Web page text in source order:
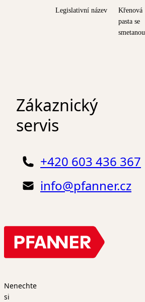
Legislativní název
Křenová
pasta se
smetanou
Nenechte
si
Zákaznický
servis
+420 603 436 367
info@pfanner.cz